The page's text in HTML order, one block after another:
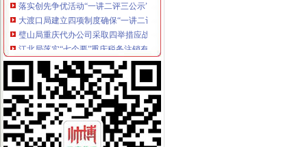
大渡口局建立四项制度确保“一讲二评三公示”重庆代办公司活动见实效
璧山局重庆代办公司采取四举措应战高温酷暑天气
江北局落实“七个要”重庆税务注销有序推进微型企业登记工作
九龙坡局突出“三个注重”重庆代办公司开展“三进三同”活动见成效
万州区个教育培训类商标被认定为重庆市重庆分公司注销著名商标
渝北局重庆税务注销采取三项措施积应对高温天气
潼南局柏梓所被柏梓镇委评为“7.17”重庆税务注销洪救灾工作先进集体
潼南局开展夏季饮料市重庆公司注销场专项整取得实效
城口县庙坝场镇部分受灾商户已恢复营业
南川区出台实施意见大力发展微型企业